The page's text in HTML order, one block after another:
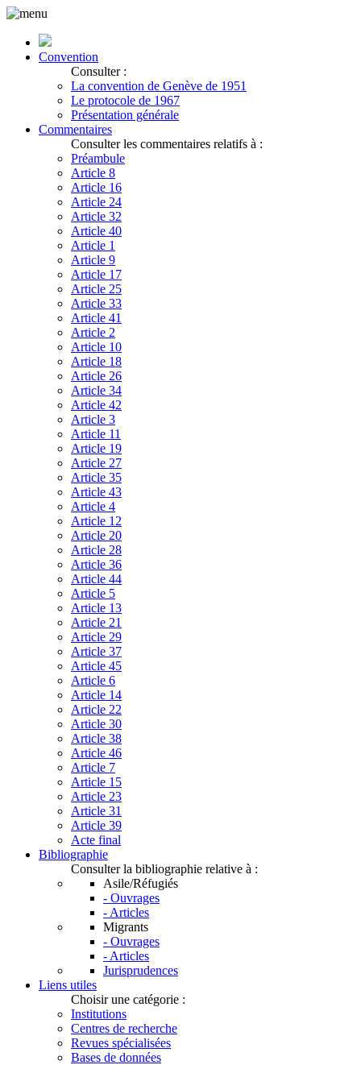
Convention
Consulter :
La convention de Genève de 1951
Le protocole de 1967
Présentation générale
Commentaires
Consulter les commentaires relatifs à :
Préambule
Article 8
Article 16
Article 24
Article 32
Article 40
Article 1
Article 9
Article 17
Article 25
Article 33
Article 41
Article 2
Article 10
Article 18
Article 26
Article 34
Article 42
Article 3
Article 11
Article 19
Article 27
Article 35
Article 43
Article 4
Article 12
Article 20
Article 28
Article 36
Article 44
Article 5
Article 13
Article 21
Article 29
Article 37
Article 45
Article 6
Article 14
Article 22
Article 30
Article 38
Article 46
Article 7
Article 15
Article 23
Article 31
Article 39
Acte final
Bibliographie
Consulter la bibliographie relative à :
Asile/Réfugiés
- Ouvrages
- Articles
Migrants
- Ouvrages
- Articles
Jurisprudences
Liens utiles
Choisir une catégorie :
Institutions
Centres de recherche
Revues spécialisées
Bases de données